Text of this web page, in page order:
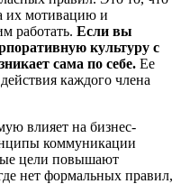
их мотивацию и
работать. Если вы
культуру с
сама по себе. Ее
каждого члена
влияет на бизнес-
коммуникации
цели повышают
нет формальных правил,